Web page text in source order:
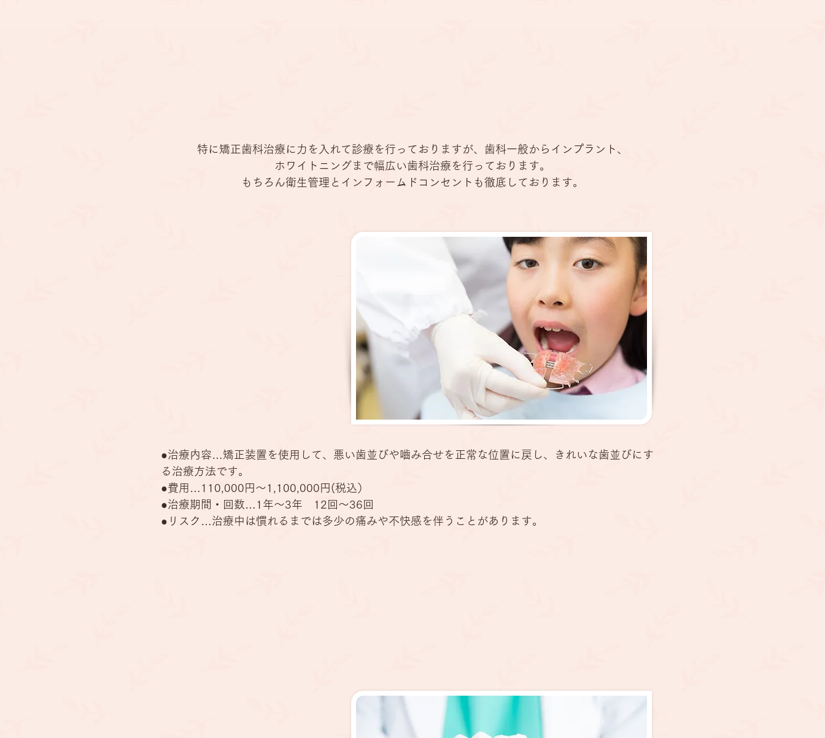
特に矯正歯科治療に力を入れて診療を行っておりますが、歯科一般からインプラント、
ホワイトニングまで幅広い歯科治療を行っております。
もちろん衛生管理とインフォームドコンセントも徹底しております。
●治療内容…矯正装置を使用して、悪い歯並びや嚙み合せを正常な位置に戻し、きれいな歯並びにす
る治療方法です。
●費用…110,000円〜1,100,000円(税込）
●治療期間・回数…1年～3年 12回～36回
●リスク…治療中は慣れるまでは多少の痛みや不快感を伴うことがあります。